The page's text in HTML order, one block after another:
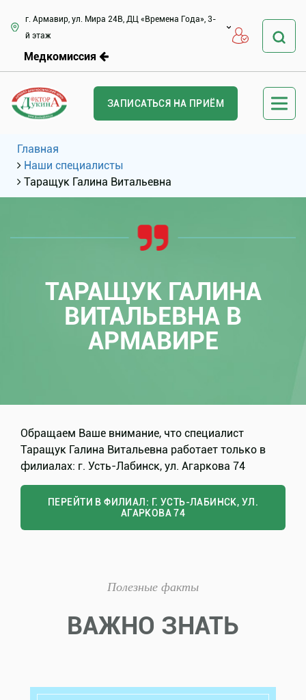
г. Армавир, ул. Мира 24В, ДЦ «Времена Года», 3-
й этаж
Медкомиссия
ЗАПИСАТЬСЯ НА ПРИЁМ
Главная
Наши специалисты
Таращук Галина Витальевна
ТАРАЩУК ГАЛИНА
ВИТАЛЬЕВНА В
АРМАВИРЕ
Обращаем Ваше внимание, что специалист
Таращук Галина Витальевна работает только в
филиалах: г. Усть-Лабинск, ул. Агаркова 74
ПЕРЕЙТИ В ФИЛИАЛ: Г. УСТЬ-ЛАБИНСК, УЛ.
АГАРКОВА 74
Полезные факты
ВАЖНО ЗНАТЬ